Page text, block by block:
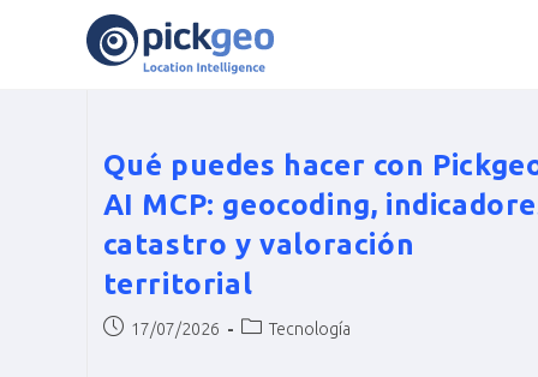
Qué puedes hacer con
AI MCP: geocoding,
catastro y valoración
territorial
17/07/2026 Tecnología